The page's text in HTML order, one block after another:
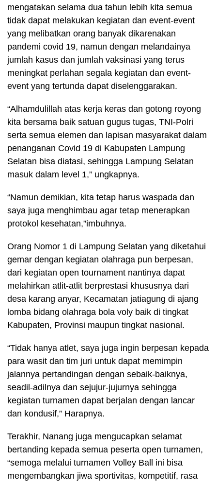
mengatakan selama dua tahun lebih kita semua
tidak dapat melakukan kegiatan dan event-event
yang melibatkan orang banyak dikarenakan
pandemi covid 19, namun dengan melandainya
jumlah kasus dan jumlah vaksinasi yang terus
meningkat perlahan segala kegiatan dan event-
event yang tertunda dapat diselenggarakan.
“Alhamdulillah atas kerja keras dan gotong royong
kita bersama baik satuan gugus tugas, TNI-Polri
serta semua elemen dan lapisan masyarakat dalam
penanganan Covid 19 di Kabupaten Lampung
Selatan bisa diatasi, sehingga Lampung Selatan
masuk dalam level 1,” ungkapnya.
“Namun demikian, kita tetap harus waspada dan
saya juga menghimbau agar tetap menerapkan
protokol kesehatan,”imbuhnya.
Orang Nomor 1 di Lampung Selatan yang diketahui
gemar dengan kegiatan olahraga pun berpesan,
dari kegiatan open tournament nantinya dapat
melahirkan atlit-atlit berprestasi khususnya dari
desa karang anyar, Kecamatan jatiagung di ajang
lomba bidang olahraga bola voly baik di tingkat
Kabupaten, Provinsi maupun tingkat nasional.
“Tidak hanya atlet, saya juga ingin berpesan kepada
para wasit dan tim juri untuk dapat memimpin
jalannya pertandingan dengan sebaik-baiknya,
seadil-adilnya dan sejujur-jujurnya sehingga
kegiatan turnamen dapat berjalan dengan lancar
dan kondusif,” Harapnya.
Terakhir, Nanang juga mengucapkan selamat
bertanding kepada semua peserta open turnamen,
“semoga melalui turnamen Volley Ball ini bisa
mengembangkan jiwa sportivitas, kompetitif, rasa